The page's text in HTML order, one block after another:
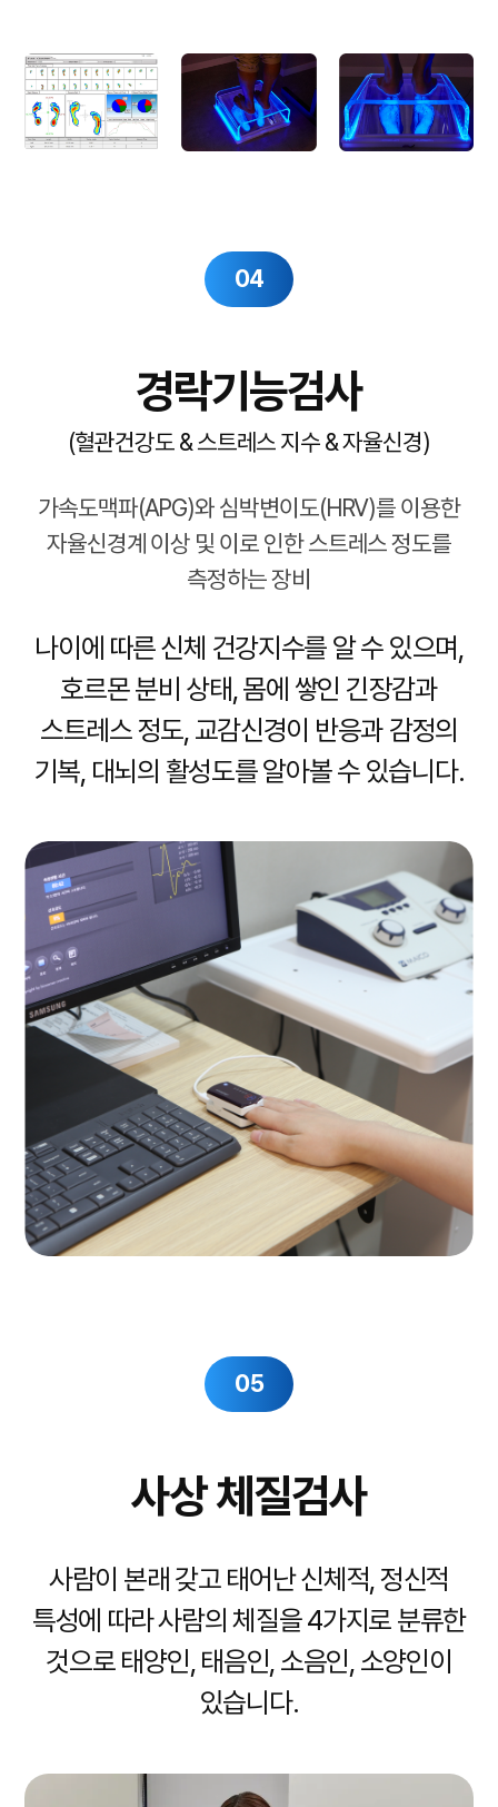
04
경락기능검사
(혈관건강도 & 스트레스 지수 & 자율신경)
가속도맥파(APG)와 심박변이도(HRV)를 이용한
자율신경계 이상 및 이로 인한 스트레스 정도를
측정하는 장비
나이에 따른 신체 건강지수를 알 수 있으며,
호르몬 분비 상태, 몸에 쌓인 긴장감과
스트레스 정도, 교감신경이 반응과 감정의
기복, 대뇌의 활성도를 알아볼 수 있습니다.
05
사상 체질검사
사람이 본래 갖고 태어난 신체적, 정신적
특성에 따라사람의 체질을 4가지로 분류한
것으로 태양인, 태음인, 소음인, 소양인이
있습니다.